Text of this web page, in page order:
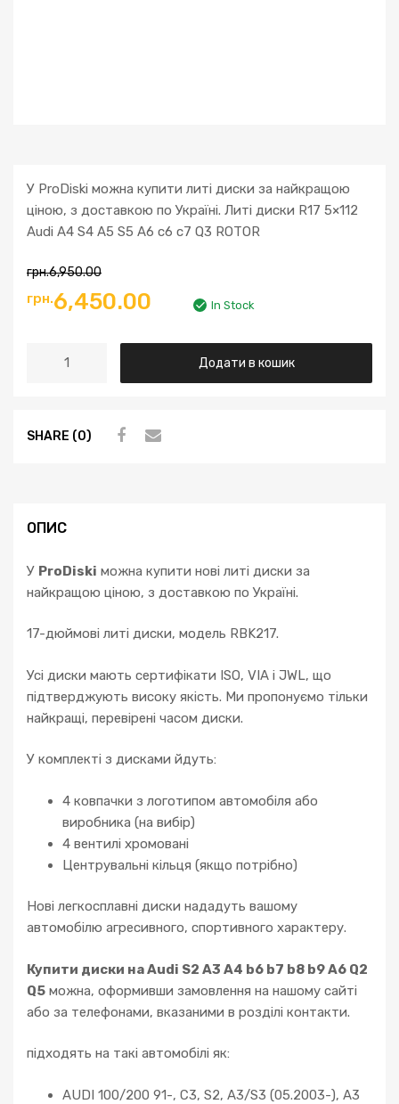
У ProDiski можна купити литі диски за найкращою
ціною, з доставкою по Україні. Литі диски R17 5×112
Audi A4 S4 A5 S5 A6 c6 c7 Q3 ROTOR
грн.6,950.00
Оригінальна
грн.6,950.00.
грн.6,450.00 Поточна
ціна:
грн.6,450.00.
In Stock
Audi
S5
c6
c7
ROTOR
Додати в кошик
SHARE (0)
ОПИС
У ProDiski можна купити нові литі диски за
найкращою ціною, з доставкою по Україні.
17-дюймові литі диски, модель RBK217.
Усі диски мають сертифікати ISO, VIA і JWL, що
підтверджують високу якість. Ми пропонуємо тільки
найкращі, перевірені часом диски.
У комплекті з дисками йдуть:
4 ковпачки з логотипом автомобіля або
виробника (на вибір)
4 вентилі хромовані
Центрувальні кільця (якщо потрібно)
Нові легкосплавні диски нададуть вашому
автомобілю агресивного, спортивного характеру.
Купити диски на Audi S2 A3 A4 b6 b7 b8 b9 A6 Q2
Q5 можна, оформивши замовлення на нашому сайті
або за телефонами, вказаними в розділі контакти.
підходять на такі автомобілі як:
AUDI 100/200 91-, C3, S2, A3/S3 (05.2003-), A3